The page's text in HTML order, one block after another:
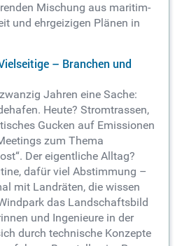
Mischung aus maritim-
und ehrgeizigen Plänen in
– Branchen und
Jahren eine Sache:
Heute? Stromtrassen,
Gucken auf Emissionen
zum Thema
Der eigentliche Alltag?
dafür viel Abstimmung –
mit Landräten, die wissen
das Landschaftsbild
und Ingenieure in der
durch technische Konzepte